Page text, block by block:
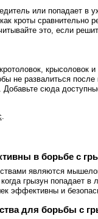
или попадает
кроты
это, если
не развалиться
сюда
в борьбе с
являются
грызун попадает
эффективны и
для борьбы с